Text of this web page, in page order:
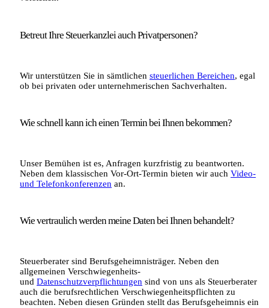
Betreut Ihre Steuerkanzlei auch Privatpersonen?
Wir unterstützen Sie in sämtlichen steuerlichen Bereichen, egal
ob bei privaten oder unternehmerischen Sachverhalten.
Wie schnell kann ich einen Termin bei Ihnen bekommen?
Unser Bemühen ist es, Anfragen kurzfristig zu beantworten.
Neben dem klassischen Vor-Ort-Termin bieten wir auch Video-
und Telefonkonferenzen an.
Wie vertraulich werden meine Daten bei Ihnen behandelt?
Steuerberater sind Berufsgeheimnisträger. Neben den
allgemeinen Verschwiegenheits-
und Datenschutzverpflichtungen sind von uns als Steuerberater
auch die berufsrechtlichen Verschwiegenheitspflichten zu
beachten. Neben diesen Gründen stellt das Berufsgeheimnis ein